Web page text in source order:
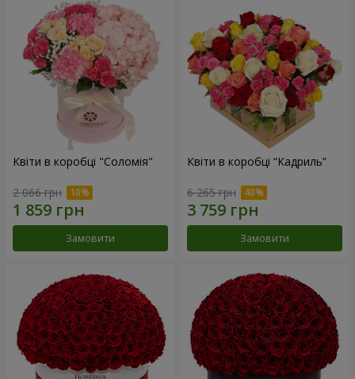
Квіти в коробці "Соломія"
2 066 грн
Замовити
Квіти в коробці “Кадриль”
6 265 грн
Замовити